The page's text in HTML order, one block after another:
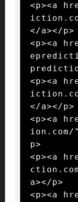
<p><a
</a></p>
<p><a
<p><a
</a></p>
<p><a
p>
<p><a
a></p>
<p><a